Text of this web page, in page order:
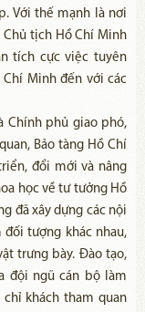
Với thế mạnh là nơi
tịch Hồ Chí Minh
tích cực việc tuyên
Minh đến với các
Chính phủ giao phó,
Bảo tàng Hồ Chí
đổi mới và nâng
học về tư tưởng Hồ
đã xây dựng các nội
tượng khác nhau,
trưng bày. Đào tạo,
đội ngũ cán bộ làm
khách tham quan